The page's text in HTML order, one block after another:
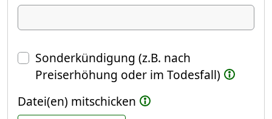
Datum
Sonderkündigung (z.B. nach
Preiserhöhung oder im Todesfall)
Datei(en) mitschicken